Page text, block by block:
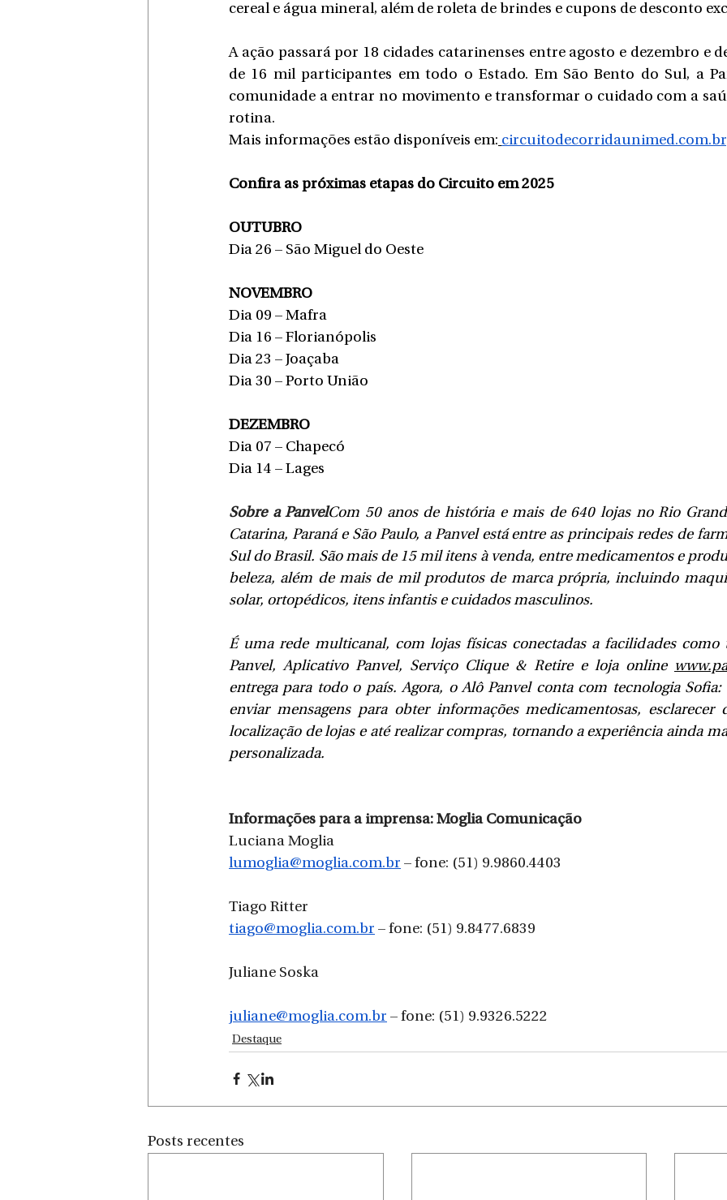
cereal e água mineral, além de roleta de brindes e cupons de desconto
A ação passará por 18 cidades catarinenses entre agosto e dezembro e
de 16 mil participantes em todo o Estado. Em São Bento do Sul, a
comunidade a entrar no movimento e transformar o cuidado com a
rotina.
Mais informações estão disponíveis em: circuitodecorridaunimed.com.br
Confira as próximas etapas do Circuito em 2025
OUTUBRO
Dia 26 – São Miguel do Oeste
NOVEMBRO
Dia 09 – Mafra
Dia 16 – Florianópolis
Dia 23 – Joaçaba
Dia 30 – Porto União
DEZEMBRO
Dia 07 – Chapecó
Dia 14 – Lages
Sobre a PanvelCom 50 anos de história e mais de 640 lojas no Rio
Catarina, Paraná e São Paulo, a Panvel está entre as principais redes de
Sul do Brasil. São mais de 15 mil itens à venda, entre medicamentos e
beleza, além de mais de mil produtos de marca própria, incluindo
solar, ortopédicos, itens infantis e cuidados masculinos.
É uma rede multicanal, com lojas físicas conectadas a facilidades como
Panvel, Aplicativo Panvel, Serviço Clique & Retire e loja online
entrega para todo o país. Agora, o Alô Panvel conta com tecnologia
enviar mensagens para obter informações medicamentosas, esclarecer
localização de lojas e até realizar compras, tornando a experiência ainda
personalizada.
Informações para a imprensa: Moglia Comunicação
Luciana Moglia
lumoglia@moglia.com.br – fone: (51) 9.9860.4403
Tiago Ritter
tiago@moglia.com.br – fone: (51) 9.8477.6839
Juliane Soska
juliane@moglia.com.br – fone: (51) 9.9326.5222
Destaque
Posts recentes